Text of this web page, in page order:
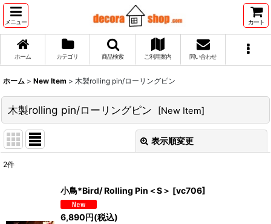
メニュー カート
ホーム カテゴリ 商品検索 ご利用案内 問い合わせ
ホーム > New Item > 木製rolling pin/ローリングピン
木製rolling pin/ローリングピン [New Item]
表示順変更
2件
小鳥*Bird/ Rolling Pin＜S＞ [vc706]
6,890円(税込)